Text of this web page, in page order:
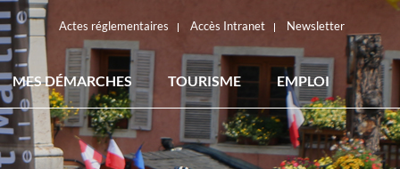
Actes réglementaires Accès Intranet Newsletter
MES DÉMARCHES TOURISME EMPLOI
ACTES RÉGLEMENTAIRES